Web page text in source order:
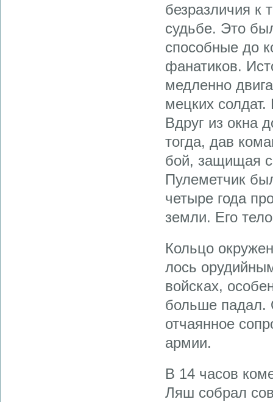
безразличия к
судьбе. Это
способные до
фанатиков.
медленно
мецких
Вдруг из окна
тогда, дав
бой, защи­щая
Пулеметчик
четыре года
земли. Его
Кольцо
лось
войсках,
больше падал.
отчаянное
армии.
В 14 часов
Ляш собрал